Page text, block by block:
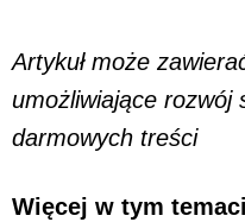
Artykuł może
umożliwiające rozwój
darmowych treści
Więcej w tym